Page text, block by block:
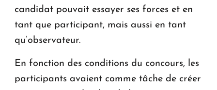
candidat pouvait essayer ses forces et en
tant que participant, mais aussi en tant
qu’observateur.
En fonction des conditions du concours, les
participants avaient comme tâche de créer